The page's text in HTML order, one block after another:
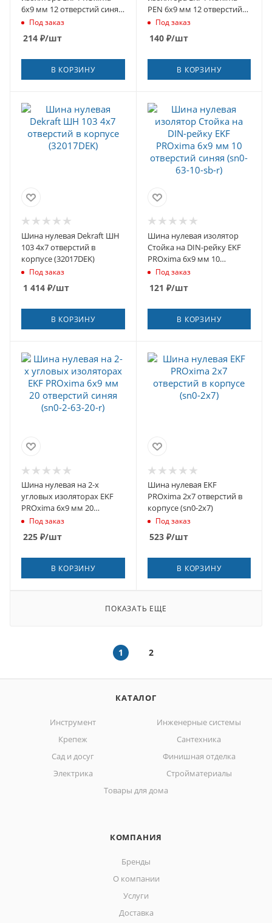
6х9 мм 12 отверстий синяя
(sn0-63-12-d-r)
Под заказ
214 ₽/шт
В КОРЗИНУ
PEN 6х9 мм 12 отверстий
крепеж по центру (sn0-63-
Под заказ
140₽/шт
В КОРЗИНУ
Шина нулевая Dekraft ШН
103 4х7 отверстий в
корпусе (32017DEK)
Под заказ
1 414 ₽/шт
В КОРЗИНУ
Шина нулевая изолятор
Стойка на DIN-рейку EKF
PROxima 6х9 мм 10
отверстий синяя (sn0-63-
Под заказ
121 ₽/шт
В КОРЗИНУ
Шина нулевая на 2-х
угловых изоляторах EKF
PROxima 6х9 мм 20
отверстий синяя (sn0-2-63-
Под заказ
225 ₽/шт
В КОРЗИНУ
Шина нулевая EKF
PROxima 2х7 отверстий в
корпусе (sn0-2х7)
Под заказ
523₽/шт
В КОРЗИНУ
ПОКАЗАТЬ ЕЩЕ
1 2
КАТАЛОГ
Инструмент
Инженерные системы
Крепеж
Сантехника
Сад и досуг
Финишная отделка
Электрика
Стройматериалы
Товары для дома
КОМПАНИЯ
Бренды
О компании
Услуги
Доставка